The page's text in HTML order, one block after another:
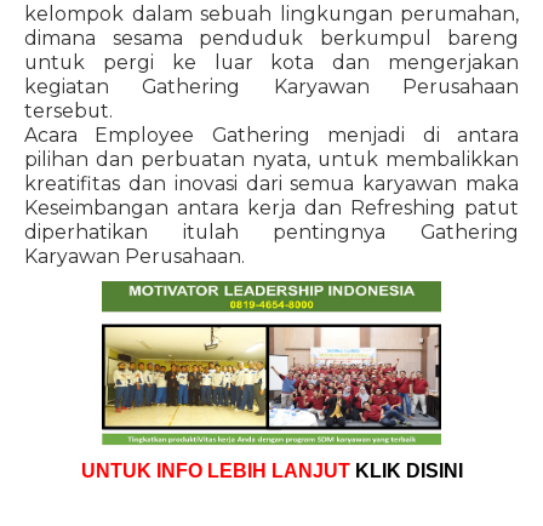
kelompok dalam sebuah lingkungan perumahan,
dimana sesama penduduk berkumpul bareng
untuk pergi ke luar kota dan mengerjakan
kegiatan Gathering Karyawan Perusahaan
tersebut.
Acara Employee Gathering menjadi di antara
pilihan dan perbuatan nyata, untuk membalikkan
kreatifitas dan inovasi dari semua karyawan maka
Keseimbangan antara kerja dan Refreshing patut
diperhatikan itulah pentingnya Gathering
Karyawan Perusahaan.
UNTUK INFO LEBIH LANJUT KLIK DISINI